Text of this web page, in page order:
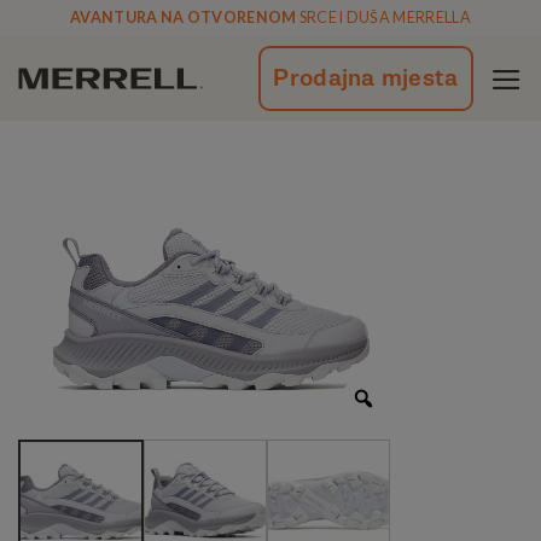
vsebino
AVANTURA NA OTVORENOM SRCE I DUŠA MERRELLA
Prodajna mjesta